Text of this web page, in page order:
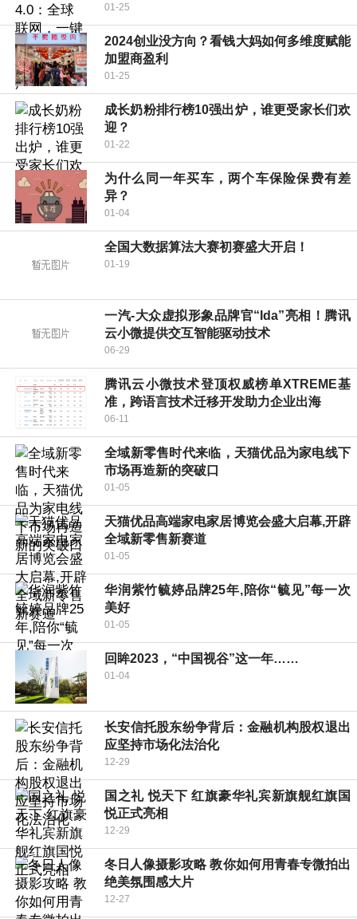
01-25
2024创业没方向？看钱大妈如何多维度赋能
加盟商盈利
01-25
成长奶粉排行榜10强出炉，谁更受家长们欢
迎？
01-22
为什么同一年买车，两个车保险保费有差
异？
01-04
全国大数据算法大赛初赛盛大开启！
01-19
一汽-大众虚拟形象品牌官“Ida”亮相！腾讯
云小微提供交互智能驱动技术
06-29
腾讯云小微技术登顶权威榜单XTREME基
准，跨语言技术迁移开发助力企业出海
06-11
全域新零售时代来临，天猫优品为家电线下
市场再造新的突破口
01-05
天猫优品高端家电家居博览会盛大启幕,开辟
全域新零售新赛道
01-05
华润紫竹毓婷品牌25年,陪你“毓见”每一次
美好
01-05
​回眸2023，“中国视谷”这一年……
01-04
长安信托股东纷争背后：金融机构股权退出
应坚持市场化法治化
12-29
国之礼 悦天下 红旗豪华礼宾新旗舰红旗国
悦正式亮相
12-29
冬日人像摄影攻略 教你如何用青春专微拍出
绝美氛围感大片
12-27